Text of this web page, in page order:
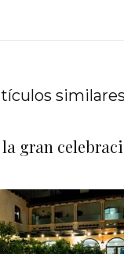
similares
la gran